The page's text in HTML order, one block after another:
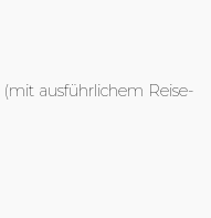
ausführlichem Reise-